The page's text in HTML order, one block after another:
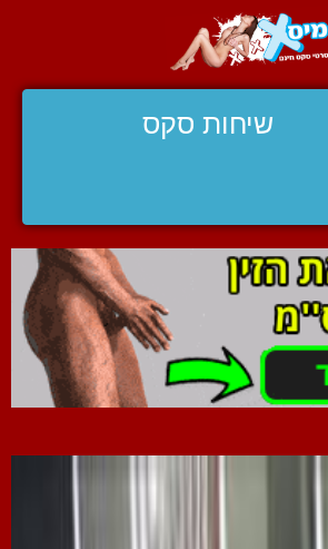
שיחות סקס